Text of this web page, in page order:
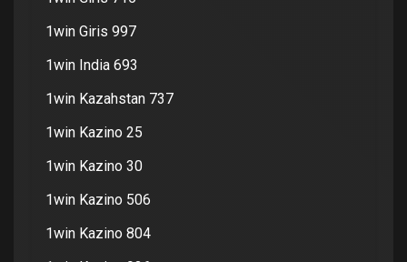
1win Giris 997
1win India 693
1win Kazahstan 737
1win Kazino 25
1win Kazino 30
1win Kazino 506
1win Kazino 804